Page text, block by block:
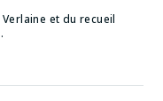
Verlaine et du recueil